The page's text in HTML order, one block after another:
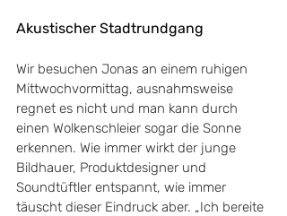
Akustischer Stadtrundgang
Wir besuchen Jonas an einem ruhigen
Mittwochvormittag, ausnahmsweise
regnet es nicht und man kann durch
einen Wolkenschleier sogar die Sonne
erkennen. Wie immer wirkt der junge
Bildhauer, Produktdesigner und
Soundtüftler entspannt, wie immer
täuscht dieser Eindruck aber. „Ich bereite